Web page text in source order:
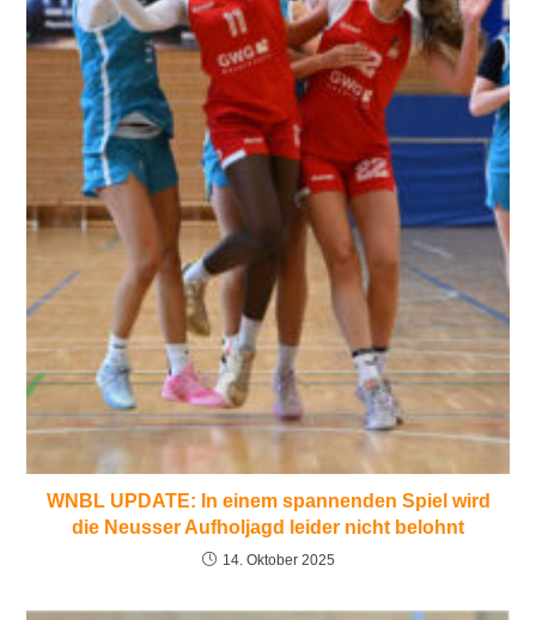
WNBL UPDATE: In einem spannenden Spiel wird
die Neusser Aufholjagd leider nicht belohnt
14. Oktober 2025